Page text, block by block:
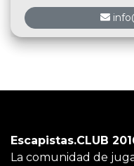
Escapistas.CLUB
La comunidad de